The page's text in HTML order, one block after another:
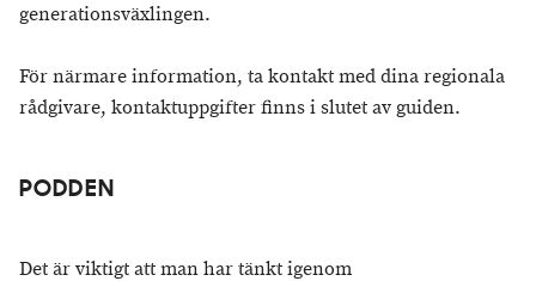
generationsväxlingen.
För närmare information, ta kontakt med dina regionala
rådgivare, kontaktuppgifter finns i slutet av guiden.
PODDEN
Det är viktigt att man har tänkt igenom